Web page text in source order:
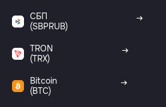
СБП
(SBPRUB)
TRON
(TRX)
Bitcoin
(BTC)